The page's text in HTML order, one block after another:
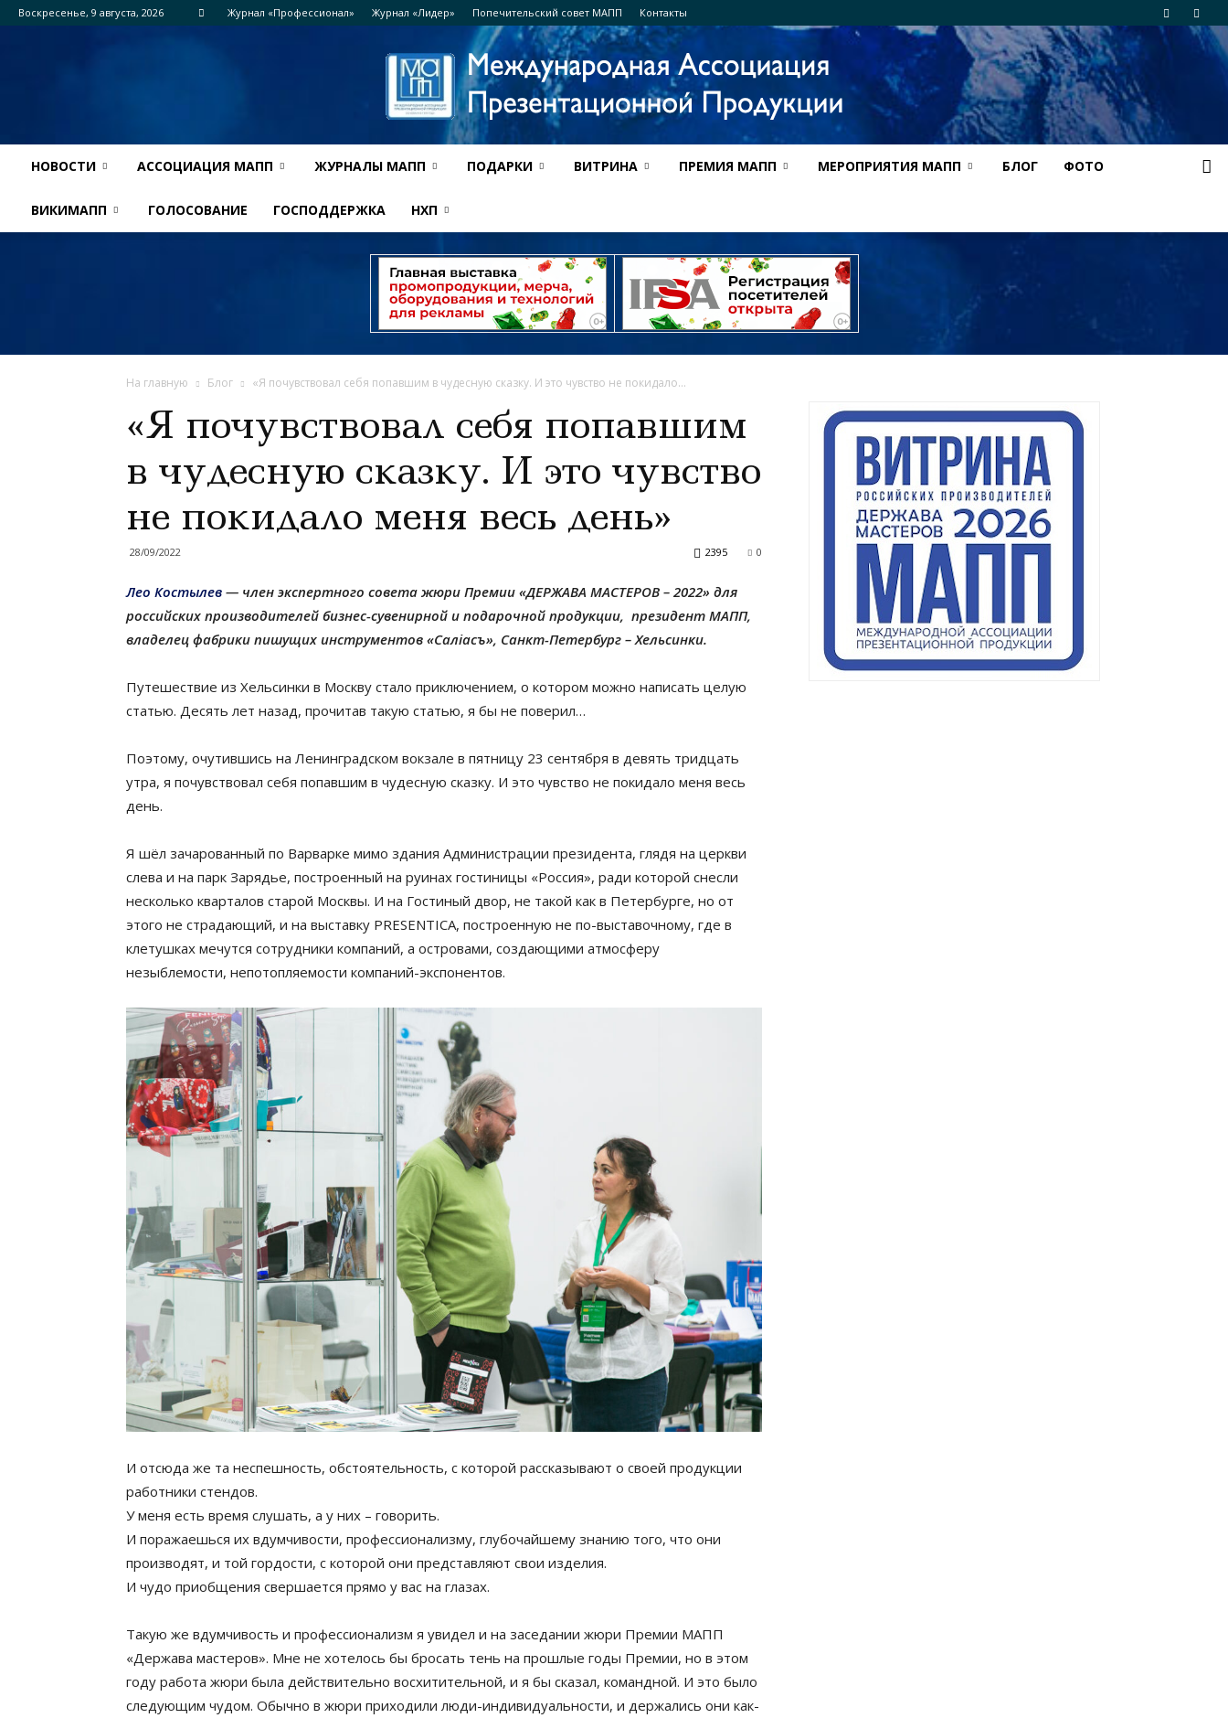
Воскресенье, 9 августа, 2026 Журнал «Профессионал» Журнал «Лидер» Попечительский совет МАПП Контакты
НОВОСТИ АССОЦИАЦИЯ МАПП ЖУРНАЛЫ МАПП ПОДАРКИ ВИТРИНА ПРЕМИЯ МАПП МЕРОПРИЯТИЯ МАПП БЛОГ ФОТО
ВИКИМАПП ГОЛОСОВАНИЕ ГОСПОДДЕРЖКА НХП
На главную Блог «Я почувствовал себя попавшим в чудесную сказку. И это чувство не покидало...
«Я почувствовал себя попавшим
в чудесную сказку. И это чувство
не покидало меня весь день»
28/09/2022 0
2395
Лео Костылев — член экспертного совета жюри Премии «ДЕРЖАВА МАСТЕРОВ – 2022» для
российских производителей бизнес-сувенирной и подарочной продукции, президент МАПП,
владелец фабрики пишущих инструментов «Салiасъ», Санкт-Петербург – Хельсинки.
Путешествие из Хельсинки в Москву стало приключением, о котором можно написать целую
статью. Десять лет назад, прочитав такую статью, я бы не поверил…
Поэтому, очутившись на Ленинградском вокзале в пятницу 23 сентября в девять тридцать
утра, я почувствовал себя попавшим в чудесную сказку. И это чувство не покидало меня весь
день.
Я шёл зачарованный по Варварке мимо здания Администрации президента, глядя на церкви
слева и на парк Зарядье, построенный на руинах гостиницы «Россия», ради которой снесли
несколько кварталов старой Москвы. И на Гостиный двор, не такой как в Петербурге, но от
этого не страдающий, и на выставку PRESENTIСA, построенную не по-выставочному, где в
клетушках мечутся сотрудники компаний, а островами, создающими атмосферу
незыблемости, непотопляемости компаний-экспонентов.
И отсюда же та неспешность, обстоятельность, с которой рассказывают о своей продукции
работники стендов.
У меня есть время слушать, а у них – говорить.
И поражаешься их вдумчивости, профессионализму, глубочайшему знанию того, что они
производят, и той гордости, с которой они представляют свои изделия.
И чудо приобщения свершается прямо у вас на глазах.
Такую же вдумчивость и профессионализм я увидел и на заседании жюри Премии МАПП
«Держава мастеров». Мне не хотелось бы бросать тень на прошлые годы Премии, но в этом
году работа жюри была действительно восхитительной, и я бы сказал, командной. И это было
следующим чудом. Обычно в жюри приходили люди-индивидуальности, и держались они как-